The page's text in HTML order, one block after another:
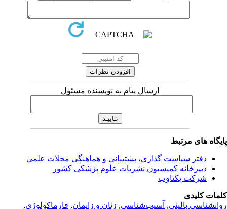
ارسال پیام به نویسنده مسئول
های مرتبط
دفتر سیاست گذاری، پشتیبانی و هماهنگی مجلات علمی
دبیرخانه کمیسیون نشریات علوم پزشکی کشور
شرکت یکتاوب
کلیدی
بالینی, آسیب‌شناسی, زنان و زایمان,فارماکولوژی ,